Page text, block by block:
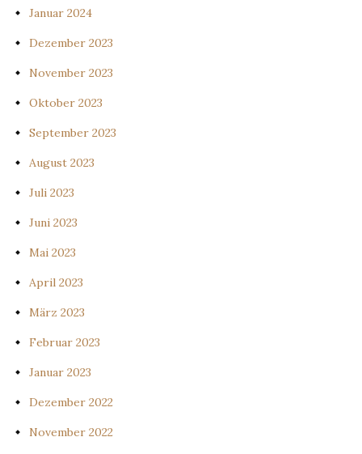
Januar 2024
Dezember 2023
November 2023
Oktober 2023
September 2023
August 2023
Juli 2023
Juni 2023
Mai 2023
April 2023
März 2023
Februar 2023
Januar 2023
Dezember 2022
November 2022